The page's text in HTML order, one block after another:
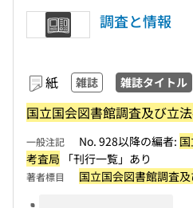
調査と情報
紙 雑誌 雑誌タイトル
国立国会図書館調査及び立
一般注記 No. 928以降の編者:
考査局 「刊行一覧」あり
著者標目 国立国会図書館調査
このタイトルの巻号